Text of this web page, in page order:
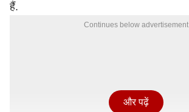
हैं.
Continues below advertisement
और पढ़ें